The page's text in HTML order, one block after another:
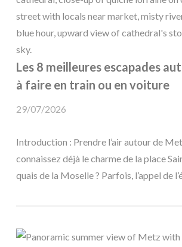
Les 8 meilleures escapades
à faire en train ou en voiture
29/07/2026
Introduction : Prendre l’air autour de
connaissez déjà le charme de la place
quais de la Moselle ? Parfois, l’appel de